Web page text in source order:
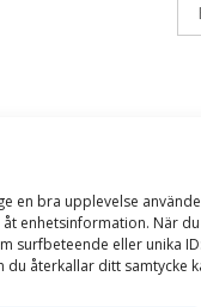
en bra upplevelse
enhetsinformation. När
surfbeteende eller unika
du återkallar ditt samtycke